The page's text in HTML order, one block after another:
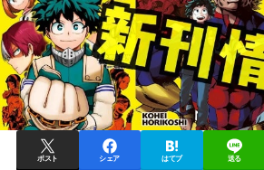
ポスト シェア はてブ 送る